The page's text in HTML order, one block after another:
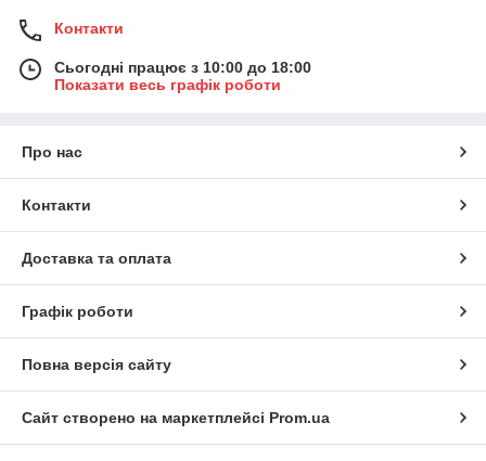
Контакти
Сьогодні працює з 10:00 до 18:00
Показати весь графік роботи
Про нас
Контакти
Доставка та оплата
Графік роботи
Повна версія сайту
Сайт створено на маркетплейсі Prom.ua